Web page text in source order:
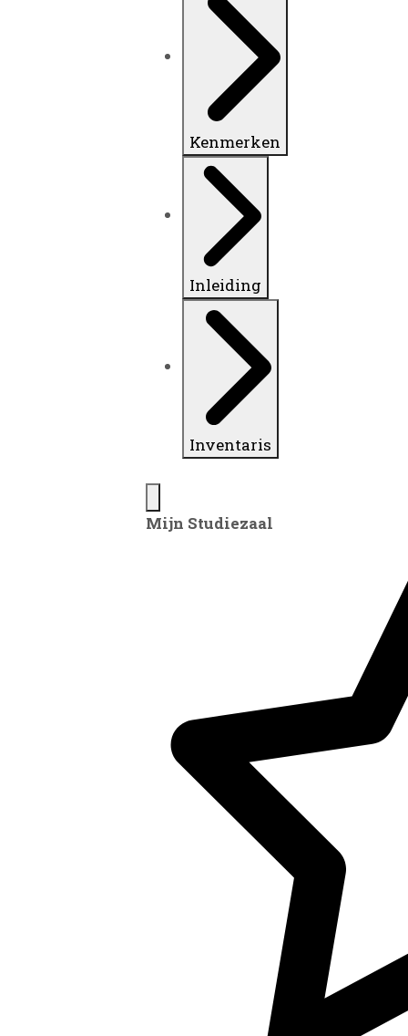
Kenmerken
Inleiding
Inventaris
Mijn Studiezaal